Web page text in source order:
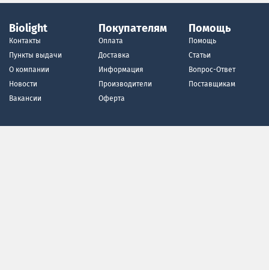
Biolight
Контакты
Пункты выдачи
О компании
Новости
Вакансии
Покупателям
Оплата
Доставка
Информация
Производители
Оферта
Помощь
Помощь
Статьи
Вопрос-Ответ
Поставщикам